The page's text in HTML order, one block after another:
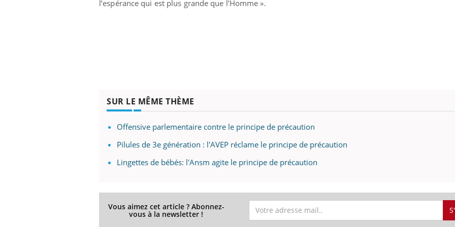
l’espérance qui est plus grande que l’Homme ».
SUR LE MÊME THÈME
Offensive parlementaire contre le principe de précaution
Pilules de 3e génération : l'AVEP réclame le principe de précaution
Lingettes de bébés: l'Ansm agite le principe de précaution
Vous aimez cet article ? Abonnez-
vous à la newsletter !